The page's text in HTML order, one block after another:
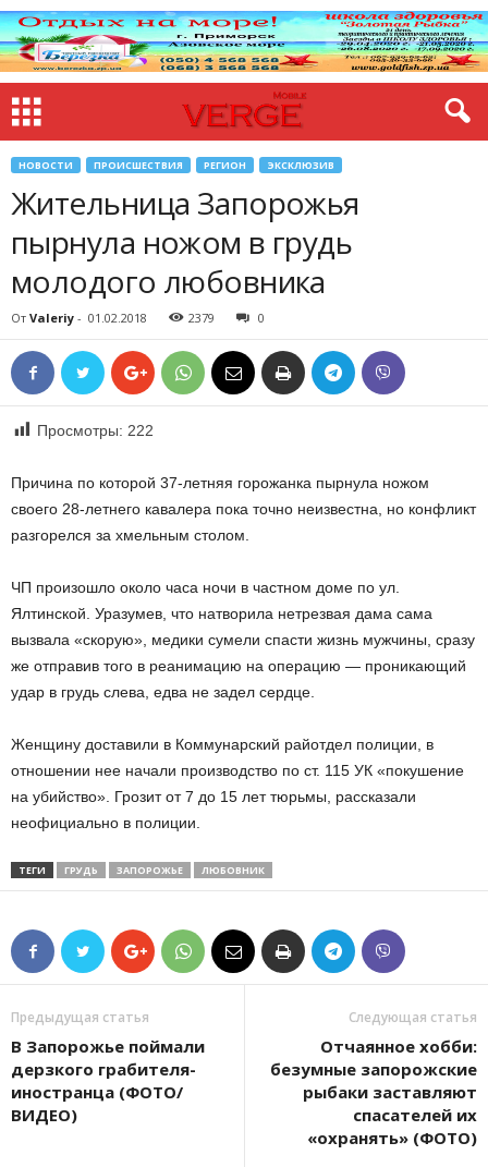
НОВОСТИ ПРОИСШЕСТВИЯ РЕГИОН ЭКСКЛЮЗИВ
Жительница Запорожья
пырнула ножом в грудь
молодого любовника
От Valeriy - 01.02.2018 2379 0
Просмотры: 222
Причина по которой 37-летняя горожанка пырнула ножом
своего 28-летнего кавалера пока точно неизвестна, но конфликт
разгорелся за хмельным столом.
ЧП произошло около часа ночи в частном доме по ул.
Ялтинской. Уразумев, что натворила нетрезвая дама сама
вызвала «скорую», медики сумели спасти жизнь мужчины, сразу
же отправив того в реанимацию на операцию — проникающий
удар в грудь слева, едва не задел сердце.
Женщину доставили в Коммунарский райотдел полиции, в
отношении нее начали производство по ст. 115 УК «покушение
на убийство». Грозит от 7 до 15 лет тюрьмы, рассказали
неофициально в полиции.
ТЕГИ ГРУДЬ ЗАПОРОЖЬЕ ЛЮБОВНИК
Предыдущая статья
В Запорожье поймали
дерзкого грабителя-
иностранца (ФОТО/
ВИДЕО)
Следующая статья
Отчаянное хобби:
безумные запорожские
рыбаки заставляют
спасателей их
«охранять» (ФОТО)